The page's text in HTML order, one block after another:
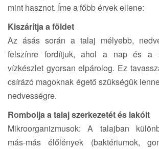
mint hasznot. Íme a főbb érvek ellene:
Kiszárítja a földet
Az ásás során a talaj mélyebb,
felszínre fordítjuk, ahol a nap és a
vízkészlet gyorsan elpárolog. Ez
csírázó magoknak égető szükségük
nedvességre.
Rombolja a talaj szerkezetét és lakóit
Mikroorganizmusok: A talajban
más-más élőlények (baktériumok,